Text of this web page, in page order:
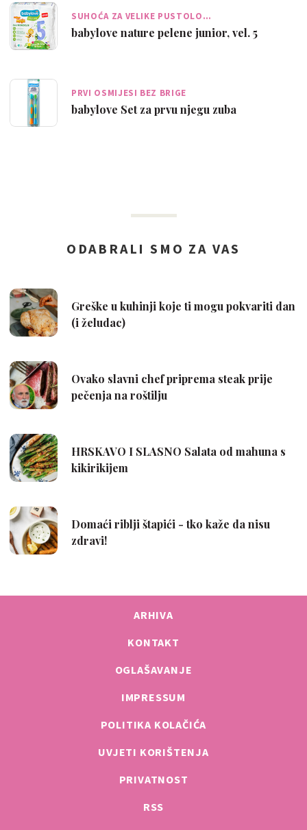
SUHOĆA ZA VELIKE PUSTOLO…
babylove nature pelene junior, vel. 5
PRVI OSMIJESI BEZ BRIGE
babylove Set za prvu njegu zuba
ARHIVA
KONTAKT
OGLAŠAVANJE
IMPRESSUM
POLITIKA KOLAČIĆA
UVJETI KORIŠTENJA
PRIVATNOST
RSS